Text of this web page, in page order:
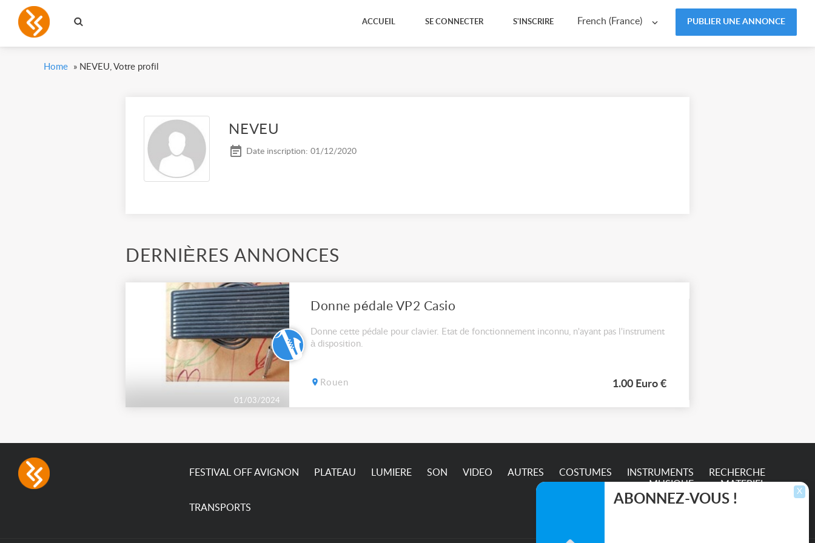
French (France) PUBLIER UNE ANNONCE
ACCUEIL SE CONNECTER S'INSCRIRE
Home » NEVEU, Votre profil
NEVEU
Date inscription: 01/12/2020
DERNIÈRES ANNONCES
01/03/2024
Donne pédale VP2 Casio
Donne cette pédale pour clavier. Etat de fonctionnement inconnu, n'ayant pas l'instrument
à disposition.
Rouen 1.00 Euro €
FESTIVAL OFF AVIGNON PLATEAU LUMIERE SON VIDEO AUTRES COSTUMES
INSTRUMENTS
MUSIQUE
RECHERCHE
MATERIEL
TRANSPORTS
X
ABONNEZ-VOUS !